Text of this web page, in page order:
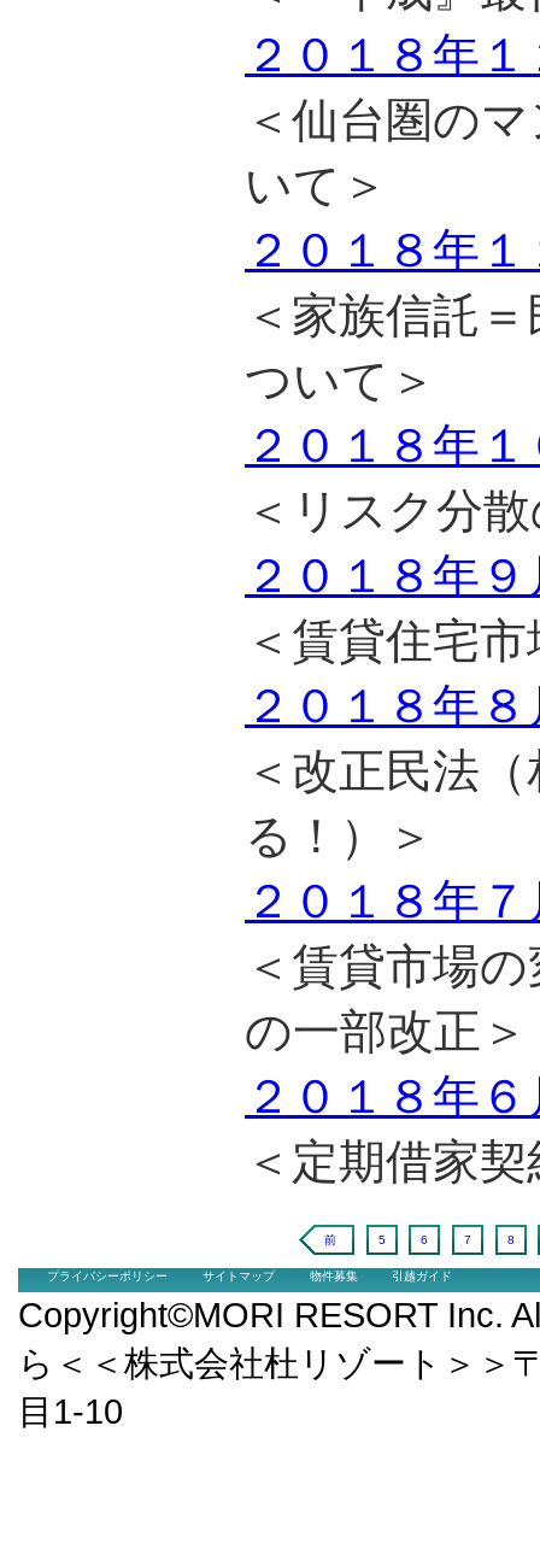
２０１８年
＜仙台圏の
いて＞
２０１８年
＜家族信託
ついて＞
２０１８年
＜リスク分
２０１８年
＜賃貸住宅
２０１８年
＜改正民法
る！）＞
２０１８年
＜賃貸市場
の一部改正＞
２０１８年
＜定期借家
前 5 6 7 8
プライバシーポリシー サイトマップ 物件募集 引越ガイド
Copyright©MORI RESORT Inc.
ら＜＜株式会社杜リゾート＞＞
目1-10